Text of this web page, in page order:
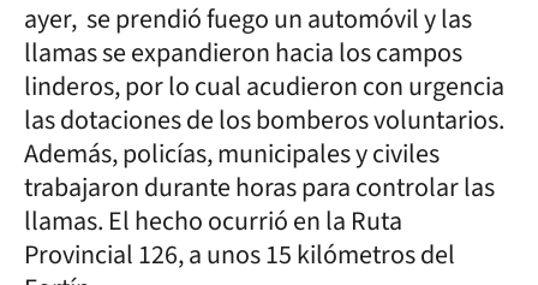
ayer, se prendió fuego un automóvil y las
llamas se expandieron hacia los campos
linderos, por lo cual acudieron con urgencia
las dotaciones de los bomberos voluntarios.
Además, policías, municipales y civiles
trabajaron durante horas para controlar las
llamas. El hecho ocurrió en la Ruta
Provincial 126, a unos 15 kilómetros del